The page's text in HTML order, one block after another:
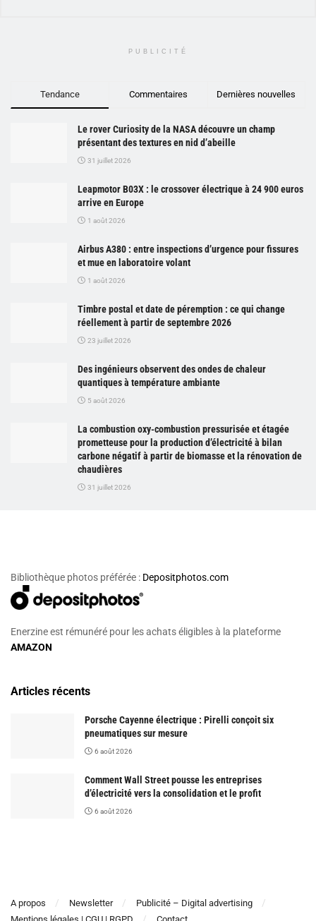
PUBLICITÉ
Tendance Commentaires Dernières nouvelles
Le rover Curiosity de la NASA découvre un champ
présentant des textures en nid d’abeille
31 juillet 2026
Leapmotor B03X : le crossover électrique à 24 900 euros
arrive en Europe
1 août 2026
Airbus A380 : entre inspections d’urgence pour fissures
et mue en laboratoire volant
1 août 2026
Timbre postal et date de péremption : ce qui change
réellement à partir de septembre 2026
23 juillet 2026
Des ingénieurs observent des ondes de chaleur
quantiques à température ambiante
5 août 2026
La combustion oxy-combustion pressurisée et étagée
prometteuse pour la production d’électricité à bilan
carbone négatif à partir de biomasse et la rénovation de
chaudières
31 juillet 2026
Bibliothèque photos préférée : Depositphotos.com
Enerzine est rémunéré pour les achats éligibles à la plateforme
AMAZON
Articles récents
Porsche Cayenne électrique : Pirelli conçoit six
pneumatiques sur mesure
6 août 2026
Comment Wall Street pousse les entreprises
d’électricité vers la consolidation et le profit
6 août 2026
A propos Newsletter
Publicité – Digital advertising